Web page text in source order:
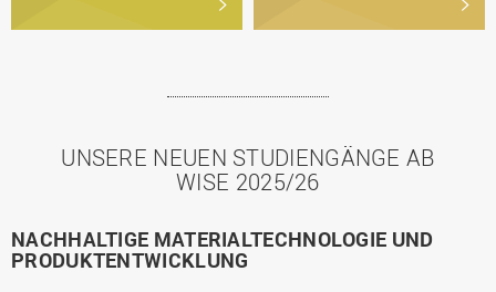
UNSERE NEUEN STUDIENGÄNGE AB
WISE 2025/26
NACHHALTIGE MATERIALTECHNOLOGIE UND
PRODUKTENTWICKLUNG